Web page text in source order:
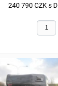
240 790 CZK s